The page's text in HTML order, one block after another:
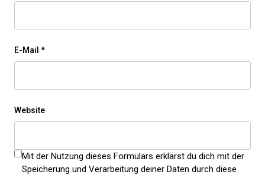
E-Mail *
Website
Mit der Nutzung dieses Formulars erklärst du dich mit der
Speicherung und Verarbeitung deiner Daten durch diese